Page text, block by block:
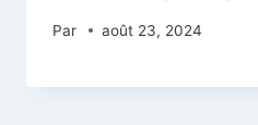
Par août 23, 2024